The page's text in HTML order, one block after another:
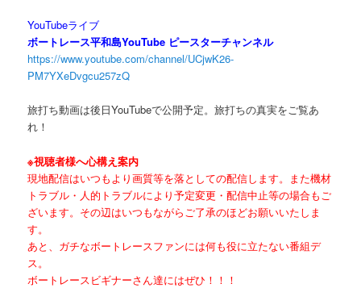
YouTubeライブ
ボートレース平和島YouTube ピースターチャンネル
https://www.youtube.com/channel/UCjwK26-
PM7YXeDvgcu257zQ
旅打ち動画は後日YouTubeで公開予定。旅打ちの真実をご覧あ
れ！
※視聴者様へ心構え案内
現地配信はいつもより画質等を落としての配信します。また機材
トラブル・人的トラブルにより予定変更・配信中止等の場合もご
ざいます。その辺はいつもながらご了承のほどお願いいたしま
す。
あと、ガチなボートレースファンには何も役に立たない番組デ
ス。
ボートレースビギナーさん達にはぜひ！！！